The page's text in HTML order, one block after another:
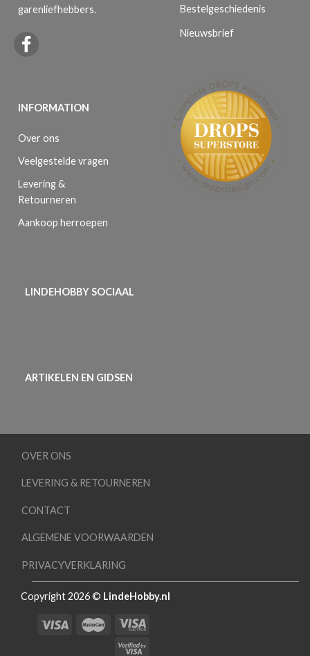
garenliefhebbers.
INFORMATION
Over ons
Veelgestelde vragen
Levering &
Retourneren
Aankoop herroepen
Bestelgeschiedenis
Nieuwsbrief
LINDEHOBBY SOCIAAL
ARTIKELEN EN GIDSEN
OVER ONS
LEVERING & RETOURNEREN
CONTACT
ALGEMENE VOORWAARDEN
PRIVACYVERKLARING
Copyright 2026 © LindeHobby.nl